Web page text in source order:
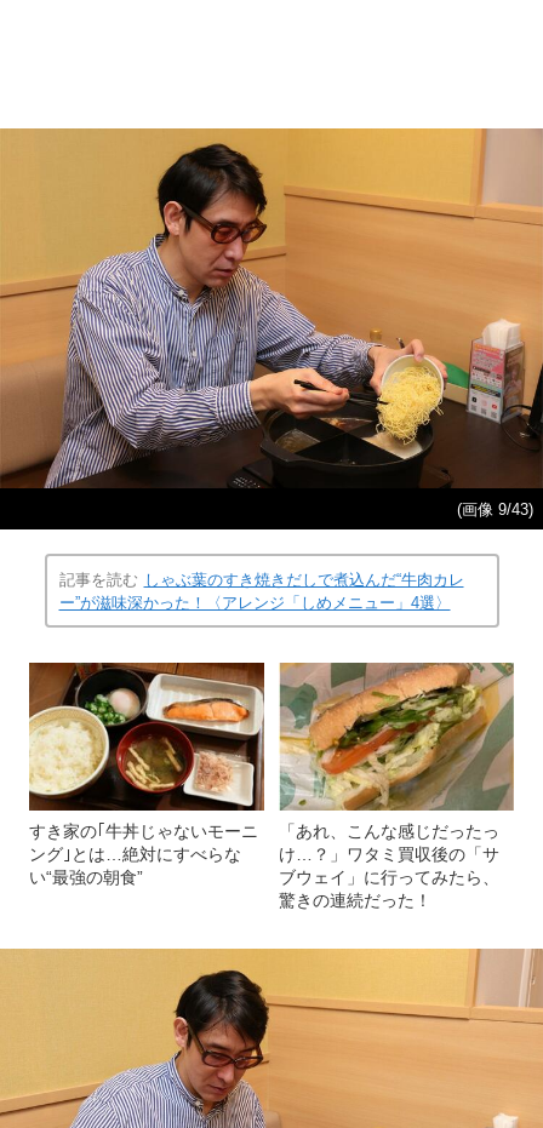
(画像 9/43)
記事を読む しゃぶ葉のすき焼きだしで煮込んだ“牛肉カレ
ー”が滋味深かった！〈アレンジ「しめメニュー」4選〉
すき家の｢牛丼じゃないモーニ
ング｣とは…絶対にすべらな
い“最強の朝食”
「あれ、こんな感じだったっ
け…？」ワタミ買収後の「サ
ブウェイ」に行ってみたら、
驚きの連続だった！